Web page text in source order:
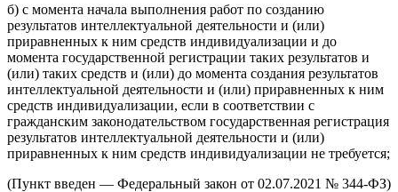
б) с момента начала выполнения работ по созданию
результатов интеллектуальной деятельности и (или)
приравненных к ним средств индивидуализации и до
момента государственной регистрации таких результатов и
(или) таких средств и (или) до момента создания результатов
интеллектуальной деятельности и (или) приравненных к ним
средств индивидуализации, если в соответствии с
гражданским законодательством государственная регистрация
результатов интеллектуальной деятельности и (или)
приравненных к ним средств индивидуализации не требуется;
(Пункт введен — Федеральный закон от 02.07.2021 № 344-ФЗ)